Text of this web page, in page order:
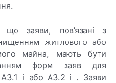
що заяви, пов’язані з
житлового або
майна, мають бути
форм заяв для
А3.1 і або А3.2 і . Заяви